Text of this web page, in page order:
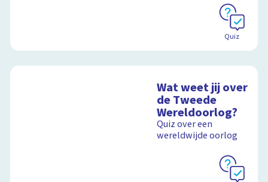
Quiz
Wat weet jij over
de Tweede
Wereldoorlog?
Quiz over een
wereldwijde oorlog